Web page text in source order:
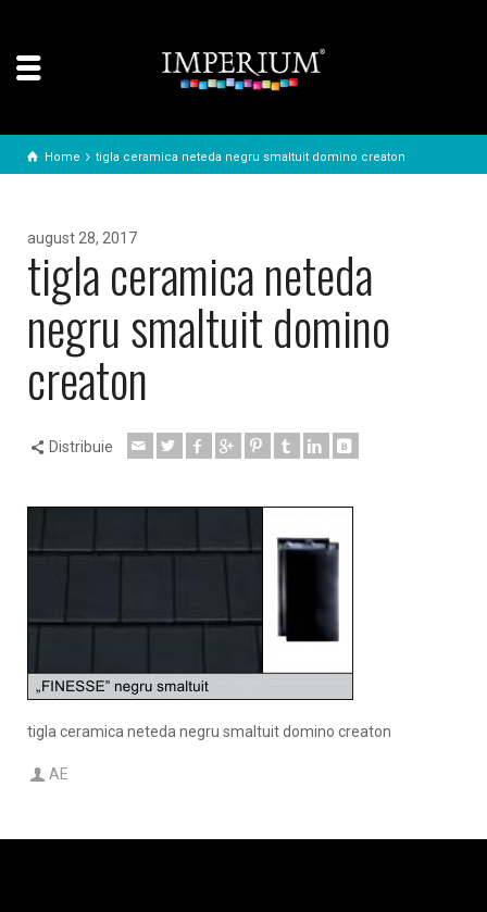
Home tigla ceramica neteda negru smaltuit domino creaton
august 28, 2017
tigla ceramica neteda
negru smaltuit domino
creaton
Distribuie
tigla ceramica neteda negru smaltuit domino creaton
AE